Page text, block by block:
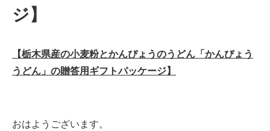
ジ】
【栃木県産の小麦粉とかんぴょうのうどん「かんぴょう
うどん」の贈答用ギフトパッケージ】
おはようございます。